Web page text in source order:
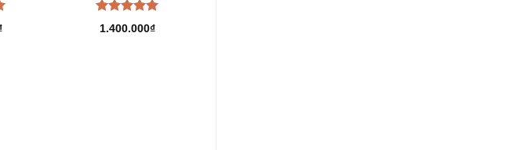
Được xếp
hạng5.00
1.400.000₫